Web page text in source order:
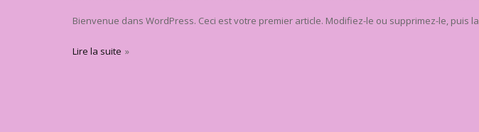
Bienvenue dans WordPress. Ceci est votre premier article. Modifiez-le ou supprimez-le, puis
Lire la suite